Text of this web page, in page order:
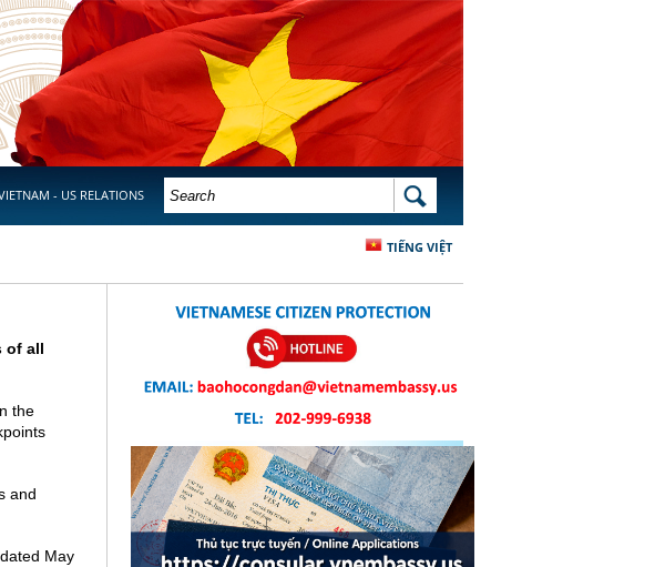
- US RELATIONS SEARCH FORM SEARCH
TIẾNG VIỆT
of all
the
and
May